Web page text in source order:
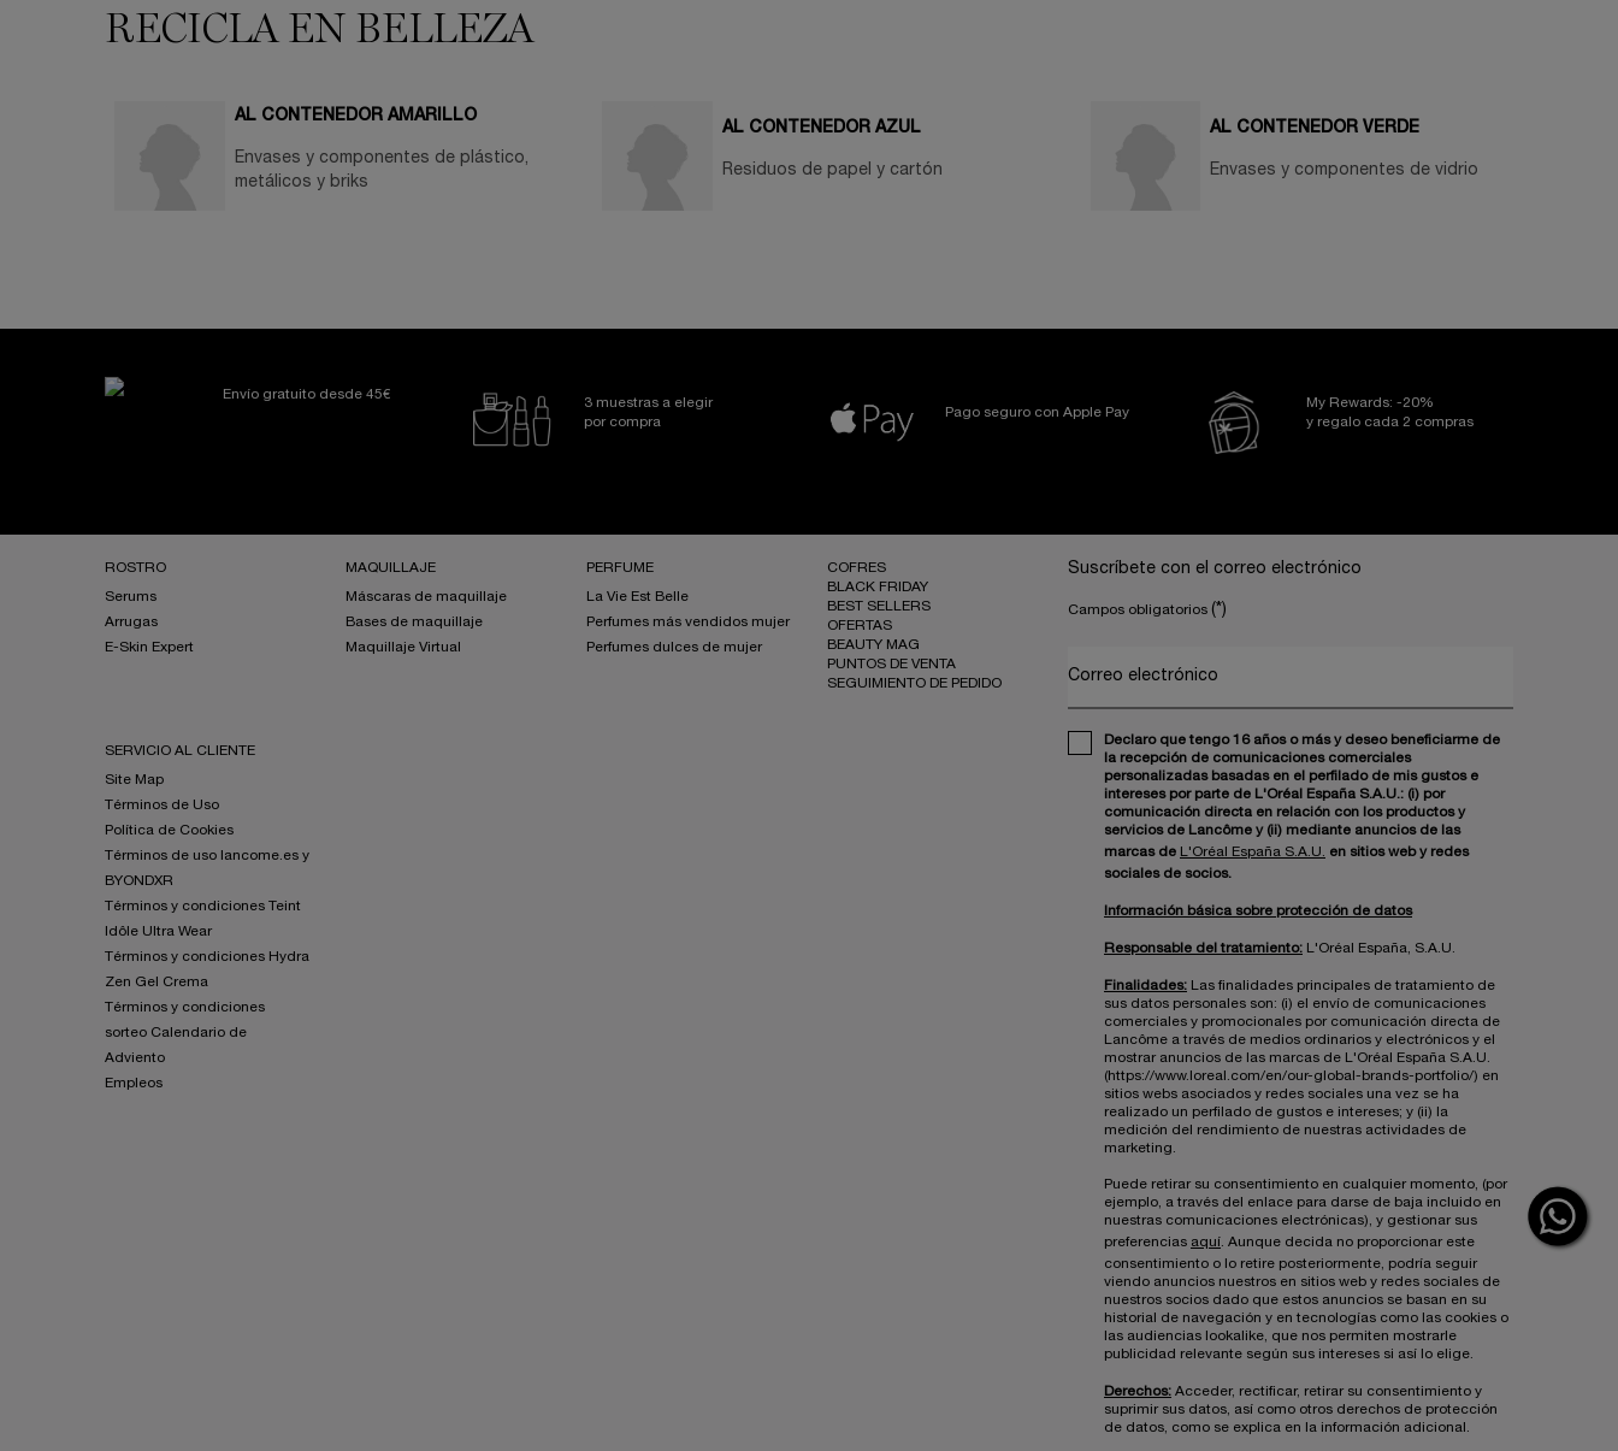
RECICLA EN BELLEZA
AL CONTENEDOR AMARILLO
Envases y componentes de plástico,
metálicos y briks
AL CONTENEDOR AZUL
Residuos de papel y cartón
AL CONTENEDOR VERDE
Envases y componentes de vidrio
Envío gratuito desde 45€
3 muestras a elegir
por compra
Pago seguro con Apple Pay
My Rewards: -20%
y regalo cada 2 compras
ROSTRO
Serums
Arrugas
E-Skin Expert
MAQUILLAJE
Máscaras de maquillaje
Bases de maquillaje
Maquillaje Virtual
PERFUME
La Vie Est Belle
Perfumes más vendidos mujer
Perfumes dulces de mujer
COFRES
BLACK FRIDAY
BEST SELLERS
OFERTAS
BEAUTY MAG
PUNTOS DE VENTA
SEGUIMIENTO DE PEDIDO
SERVICIO AL CLIENTE
Site Map
Términos de Uso
Política de Cookies
Términos de uso lancome.es y
BYONDXR
Términos y condiciones Teint
Idôle Ultra Wear
Términos y condiciones Hydra
Zen Gel Crema
Términos y condiciones
sorteo Calendario de
Adviento
Empleos
Suscríbete con el correo electrónico
Campos obligatorios (*)
Correo electrónico
Declaro que tengo 16 años o más y deseo beneficiarme de
la recepción de comunicaciones comerciales
personalizadas basadas en el perfilado de mis gustos e
intereses por parte de L'Oréal España S.A.U.: (i) por
comunicación directa en relación con los productos y
servicios de Lancôme y (ii) mediante anuncios de las
marcas de L'Oréal España S.A.U. en sitios web y redes
sociales de socios.
Información básica sobre protección de datos
Responsable del tratamiento: L'Oréal España, S.A.U.
Finalidades: Las finalidades principales de tratamiento de
sus datos personales son: (i) el envío de comunicaciones
comerciales y promocionales por comunicación directa de
Lancôme a través de medios ordinarios y electrónicos y el
mostrar anuncios de las marcas de L'Oréal España S.A.U.
(https://www.loreal.com/en/our-global-brands-portfolio/) en
sitios webs asociados y redes sociales una vez se ha
realizado un perfilado de gustos e intereses; y (ii) la
medición del rendimiento de nuestras actividades de
marketing.
Puede retirar su consentimiento en cualquier momento, (por
ejemplo, a través del enlace para darse de baja incluido en
nuestras comunicaciones electrónicas), y gestionar sus
preferencias aquí. Aunque decida no proporcionar este
consentimiento o lo retire posteriormente, podría seguir
viendo anuncios nuestros en sitios web y redes sociales de
nuestros socios dado que estos anuncios se basan en su
historial de navegación y en tecnologías como las cookies o
las audiencias lookalike, que nos permiten mostrarle
publicidad relevante según sus intereses si así lo elige.
Derechos: Acceder, rectificar, retirar su consentimiento y
suprimir sus datos, así como otros derechos de protección
de datos, como se explica en la información adicional.